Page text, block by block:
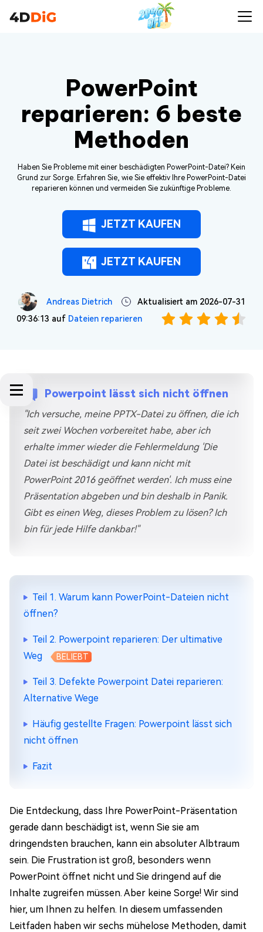
PowerPoint
reparieren: 6 beste
Methoden
Haben Sie Probleme mit einer beschädigten PowerPoint-Datei? Kein
Grund zur Sorge. Erfahren Sie, wie Sie effektiv Ihre PowerPoint-Datei
reparieren können und vermeiden Sie zukünftige Probleme.
JETZT KAUFEN
JETZT KAUFEN
Andreas Dietrich
Aktualisiert am 2026-07-31
09:36:13 auf Dateien reparieren
Powerpoint lässt sich nicht öffnen
"Ich versuche, meine PPTX-Datei zu öffnen, die ich
seit zwei Wochen vorbereitet habe, aber ich
erhalte immer wieder die Fehlermeldung 'Die
Datei ist beschädigt und kann nicht mit
PowerPoint 2016 geöffnet werden'. Ich muss eine
Präsentation abgeben und bin deshalb in Panik.
Gibt es einen Weg, dieses Problem zu lösen? Ich
bin für jede Hilfe dankbar!"
Teil 1. Warum kann PowerPoint-Dateien nicht
öffnen?
Teil 2. Powerpoint reparieren: Der ultimative
Weg
BELIEBT
Teil 3. Defekte Powerpoint Datei reparieren:
Alternative Wege
Häufig gestellte Fragen: Powerpoint lässt sich
nicht öffnen
Fazit
Die Entdeckung, dass Ihre PowerPoint-Präsentation
gerade dann beschädigt ist, wenn Sie sie am
dringendsten brauchen, kann ein absoluter Albtraum
sein. Die Frustration ist groß, besonders wenn
PowerPoint öffnet nicht und Sie dringend auf die
Inhalte zugreifen müssen. Aber keine Sorge! Wir sind
hier, um Ihnen zu helfen. In diesem umfassenden
Leitfaden haben wir sechs mühelose Methoden, damit